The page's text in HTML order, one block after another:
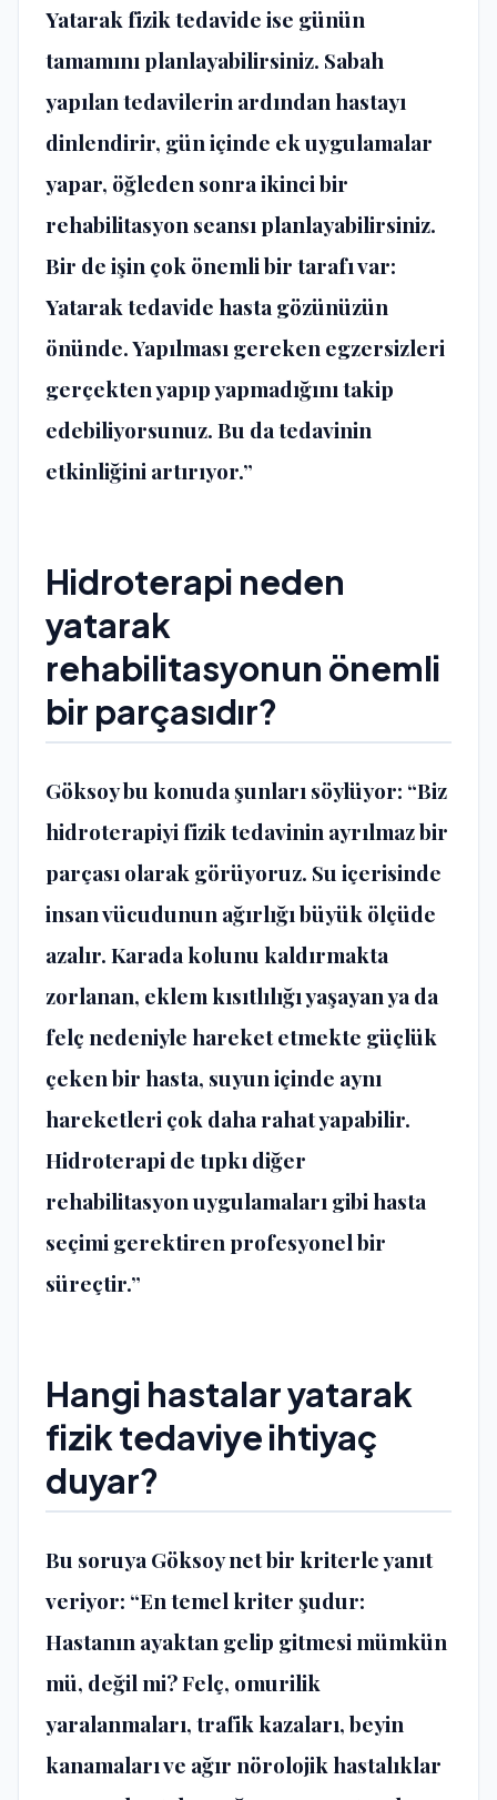
Yatarak fizik tedavide ise günün
tamamını planlayabilirsiniz. Sabah
yapılan tedavilerin ardından hastayı
dinlendirir, gün içinde ek uygulamalar
yapar, öğleden sonra ikinci bir
rehabilitasyon seansı planlayabilirsiniz.
Bir de işin çok önemli bir tarafı var:
Yatarak tedavide hasta gözünüzün
önünde. Yapılması gereken egzersizleri
gerçekten yapıp yapmadığını takip
edebiliyorsunuz. Bu da tedavinin
etkinliğini artırıyor.”
Hidroterapi neden
yatarak
rehabilitasyonun önemli
bir parçasıdır?
Göksoy bu konuda şunları söylüyor: “Biz
hidroterapiyi fizik tedavinin ayrılmaz bir
parçası olarak görüyoruz. Su içerisinde
insan vücudunun ağırlığı büyük ölçüde
azalır. Karada kolunu kaldırmakta
zorlanan, eklem kısıtlılığı yaşayan ya da
felç nedeniyle hareket etmekte güçlük
çeken bir hasta, suyun içinde aynı
hareketleri çok daha rahat yapabilir.
Hidroterapi de tıpkı diğer
rehabilitasyon uygulamaları gibi hasta
seçimi gerektiren profesyonel bir
süreçtir.”
Hangi hastalar yatarak
fizik tedaviye ihtiyaç
duyar?
Bu soruya Göksoy net bir kriterle yanıt
veriyor: “En temel kriter şudur:
Hastanın ayaktan gelip gitmesi mümkün
mü, değil mi? Felç, omurilik
yaralanmaları, trafik kazaları, beyin
kanamaları ve ağır nörolojik hastalıklar